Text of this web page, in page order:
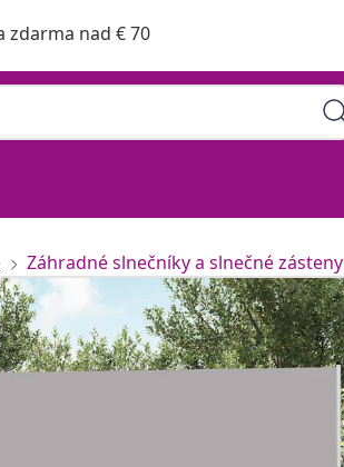
zdarma nad € 70
Záhradné slnečníky a slnečné zásteny